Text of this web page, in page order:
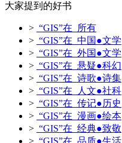
大家提到的好书
> “GIS”在 所有
> “GIS”在 中国●文学
> “GIS”在 外国●文学
> “GIS”在 悬疑●科幻
> “GIS”在 诗歌●诗集
> “GIS”在 人文●社科
> “GIS”在 传记●历史
> “GIS”在 漫画●绘本
> “GIS”在 经典●致敬
> “GIS”在 品质●生活